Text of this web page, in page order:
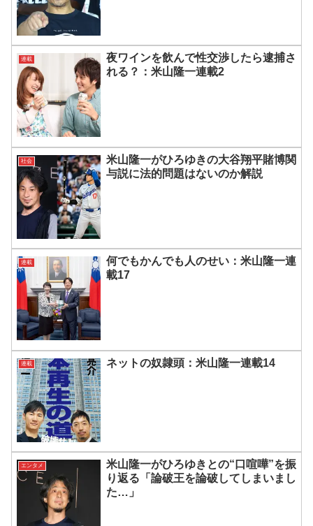
連載
夜ワインを飲んで性交渉したら逮捕さ
れる？：米山隆一連載2
社会
米山隆一がひろゆきの大谷翔平賭博関
与説に法的問題はないのか解説
連載
何でもかんでも人のせい：米山隆一連
載17
連載 ネットの奴隷頭：米山隆一連載14
エンタメ
米山隆一がひろゆきとの“口喧嘩”を振
り返る「論破王を論破してしまいまし
た…」